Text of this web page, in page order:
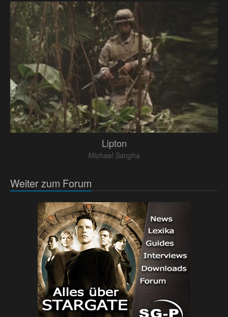
Lipton
Michael Sangha
Weiter zum Forum